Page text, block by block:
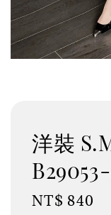
洋裝
Regular
NT$ 840